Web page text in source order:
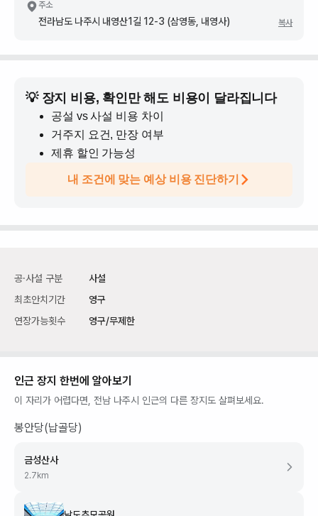
주소
전라남도 나주시 내영산1길 12-3 (삼영동, 내영사) 복사
💡 장지 비용, 확인만 해도 비용이 달라집니다
공설 vs 사설 비용 차이
거주지 요건, 만장 여부
제휴 할인 가능성
내 조건에 맞는 예상 비용 진단하기
공·사설 구분
사설
최초안치기간
영구
연장가능횟수
영구/무제한
인근 장지 한번에 알아보기
이 자리가 어렵다면, 전남 나주시 인근의 다른 장지도 살펴보세요.
봉안당(납골당)
금성산사
2.7 km